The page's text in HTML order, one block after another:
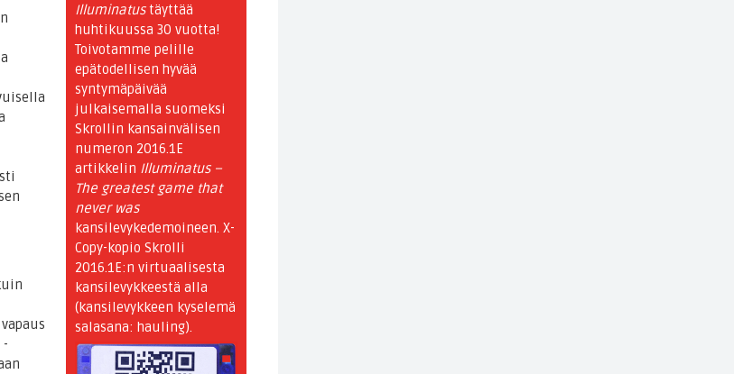
Illuminatustäyttää
huhtikuussa 30 vuotta!
Toivotamme pelille
epätodellisen hyvää
syntymäpäivää
julkaisemalla suomeksi
Skrollin kansainvälisen
numeron 2016.1E
artikkelin Illuminatus –
The greatest game that
never was
kansilevykedemoineen. X-
Copy-kopio Skrolli
2016.1E:n virtuaalisesta
kansilevykkeestä alla
(kansilevykkeen kyselemä
salasana: hauling).
-